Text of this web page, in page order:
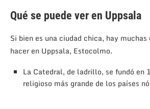
Qué se puede ver en Uppsala
Si bien es una ciudad chica, hay muchas
hacer en Uppsala, Estocolmo.
La Catedral, de ladrillo, se fundó en
religioso más grande de los países